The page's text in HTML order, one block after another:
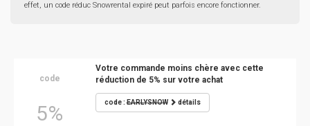
effet, un code réduc Snowrental expiré peut parfois encore fonctionner.
code
5%
Votre commande moins chère avec cette
réduction de 5% sur votre achat
code :EARLYSNOW détails